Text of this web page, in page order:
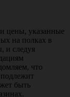
цены, указанные
на полках в
и следуя
что
быть